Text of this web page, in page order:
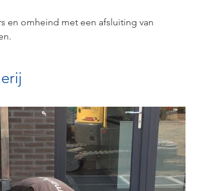
en omheind met een afsluiting van